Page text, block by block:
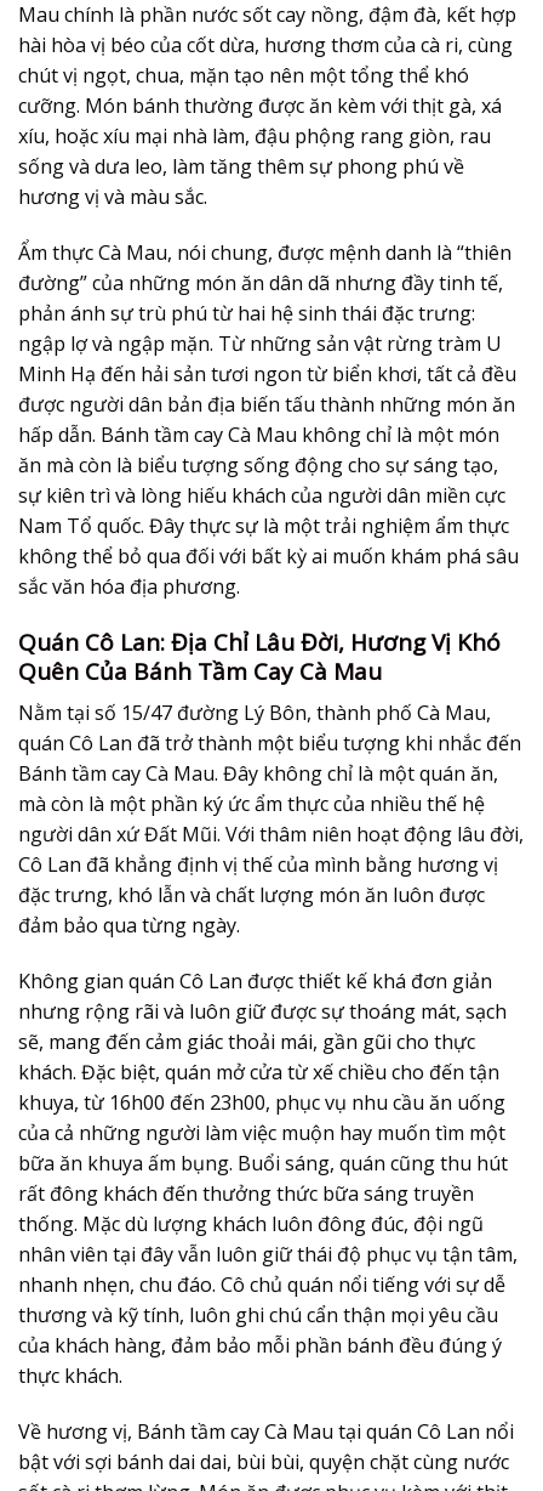
Mau chính là phần nước sốt cay nồng, đậm đà, kết hợp
hài hòa vị béo của cốt dừa, hương thơm của cà ri, cùng
chút vị ngọt, chua, mặn tạo nên một tổng thể khó
cưỡng. Món bánh thường được ăn kèm với thịt gà, xá
xíu, hoặc xíu mại nhà làm, đậu phộng rang giòn, rau
sống và dưa leo, làm tăng thêm sự phong phú về
hương vị và màu sắc.
Ẩm thực Cà Mau, nói chung, được mệnh danh là “thiên
đường” của những món ăn dân dã nhưng đầy tinh tế,
phản ánh sự trù phú từ hai hệ sinh thái đặc trưng:
ngập lợ và ngập mặn. Từ những sản vật rừng tràm U
Minh Hạ đến hải sản tươi ngon từ biển khơi, tất cả đều
được người dân bản địa biến tấu thành những món ăn
hấp dẫn. Bánh tầm cay Cà Mau không chỉ là một món
ăn mà còn là biểu tượng sống động cho sự sáng tạo,
sự kiên trì và lòng hiếu khách của người dân miền cực
Nam Tổ quốc. Đây thực sự là một trải nghiệm ẩm thực
không thể bỏ qua đối với bất kỳ ai muốn khám phá sâu
sắc văn hóa địa phương.
Quán Cô Lan: Địa Chỉ Lâu Đời, Hương Vị Khó
Quên Của Bánh Tầm Cay Cà Mau
Nằm tại số 15/47 đường Lý Bôn, thành phố Cà Mau,
quán Cô Lan đã trở thành một biểu tượng khi nhắc đến
Bánh tầm cay Cà Mau. Đây không chỉ là một quán ăn,
mà còn là một phần ký ức ẩm thực của nhiều thế hệ
người dân xứ Đất Mũi. Với thâm niên hoạt động lâu đời,
Cô Lan đã khẳng định vị thế của mình bằng hương vị
đặc trưng, khó lẫn và chất lượng món ăn luôn được
đảm bảo qua từng ngày.
Không gian quán Cô Lan được thiết kế khá đơn giản
nhưng rộng rãi và luôn giữ được sự thoáng mát, sạch
sẽ, mang đến cảm giác thoải mái, gần gũi cho thực
khách. Đặc biệt, quán mở cửa từ xế chiều cho đến tận
khuya, từ 16h00 đến 23h00, phục vụ nhu cầu ăn uống
của cả những người làm việc muộn hay muốn tìm một
bữa ăn khuya ấm bụng. Buổi sáng, quán cũng thu hút
rất đông khách đến thưởng thức bữa sáng truyền
thống. Mặc dù lượng khách luôn đông đúc, đội ngũ
nhân viên tại đây vẫn luôn giữ thái độ phục vụ tận tâm,
nhanh nhẹn, chu đáo. Cô chủ quán nổi tiếng với sự dễ
thương và kỹ tính, luôn ghi chú cẩn thận mọi yêu cầu
của khách hàng, đảm bảo mỗi phần bánh đều đúng ý
thực khách.
Về hương vị, Bánh tầm cay Cà Mau tại quán Cô Lan nổi
bật với sợi bánh dai dai, bùi bùi, quyện chặt cùng nước